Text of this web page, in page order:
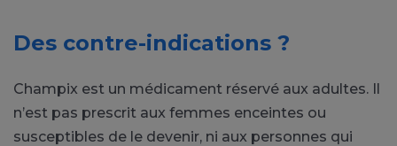
Des contre-indications ?
Champix est un médicament réservé aux adultes. Il
n’est pas prescrit aux femmes enceintes ou
susceptibles de le devenir, ni aux personnes qui